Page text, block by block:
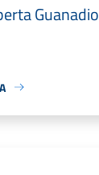
Guanadio